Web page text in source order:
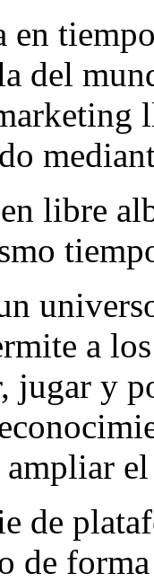
en
del
libre
a
jugar y
ampliar
de
de